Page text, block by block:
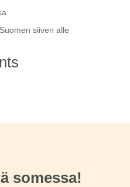
siiven alle
somessa!